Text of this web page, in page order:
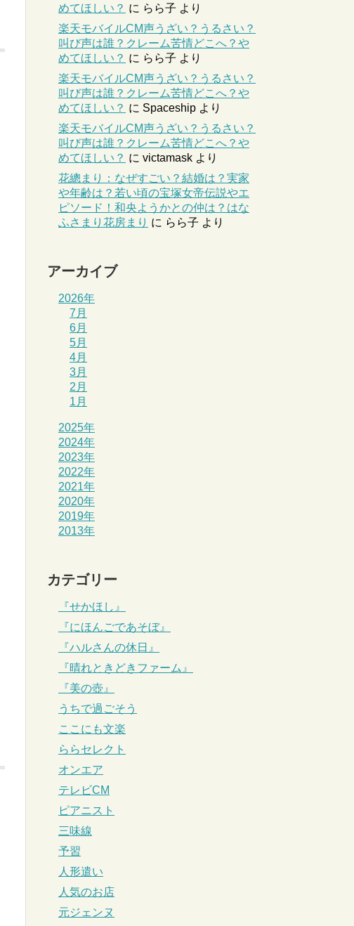
めてほしい？ に らら子 より
楽天モバイルCM声うざい？うるさい？
叫び声は誰？クレーム苦情どこへ？や
めてほしい？ に らら子 より
楽天モバイルCM声うざい？うるさい？
叫び声は誰？クレーム苦情どこへ？や
めてほしい？ に Spaceship より
楽天モバイルCM声うざい？うるさい？
叫び声は誰？クレーム苦情どこへ？や
めてほしい？ に victamask より
花總まり：なぜすごい？結婚は？実家
や年齢は？若い頃の宝塚女帝伝説やエ
ピソード！和央ようかとの仲は？はな
ふさまり花房まり に らら子 より
アーカイブ
2026年
7月
6月
5月
4月
3月
2月
1月
2025年
2024年
2023年
2022年
2021年
2020年
2019年
2013年
カテゴリー
『せかほし』
『にほんごであそぼ』
『ハルさんの休日』
『晴れときどきファーム』
『美の壺』
うちで過ごそう
ここにも文楽
ららセレクト
オンエア
テレビCM
ピアニスト
三味線
予習
人形遣い
人気のお店
元ジェンヌ